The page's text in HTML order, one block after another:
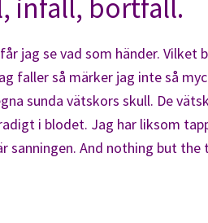
infall, bortfall.
jag se vad som händer.
faller så märker jag inte så
sunda vätskors skull. De
i blodet. Jag har liksom
sanningen. And nothing but the